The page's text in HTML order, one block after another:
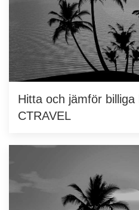
Hitta och jämför billiga
CTRAVEL